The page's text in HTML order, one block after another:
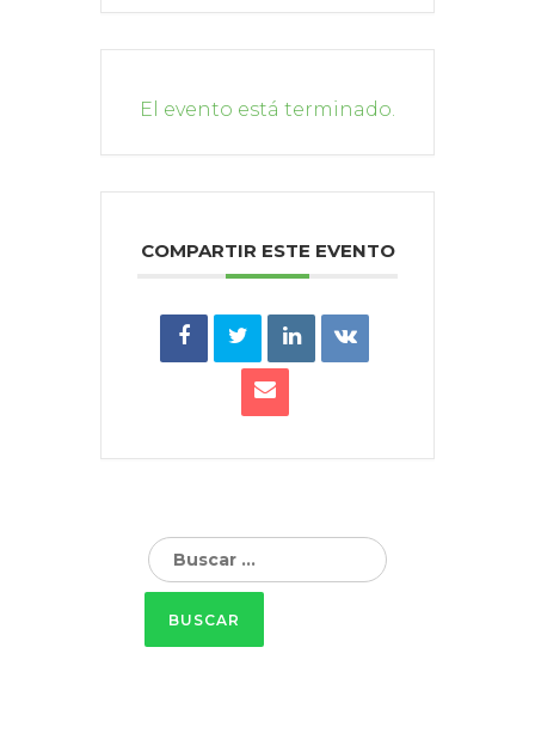
El evento está terminado.
COMPARTIR ESTE EVENTO
Buscar: